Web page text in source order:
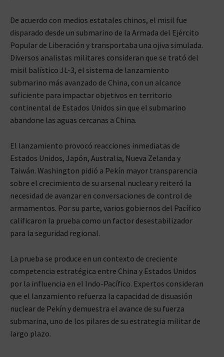
De acuerdo con medios estatales chinos, el misil fue
disparado desde un submarino de la Armada del Ejército
Popular de Liberación y transportaba una ojiva simulada.
Diversos analistas militares consideran que se trató del
misil balístico JL-3, el sistema de lanzamiento
submarino más avanzado de China, con un alcance
suficiente para impactar objetivos en territorio
continental de Estados Unidos sin que el submarino
abandone las aguas cercanas a China.
El lanzamiento provocó reacciones inmediatas de
Estados Unidos, Japón, Australia, Nueva Zelanda y
Taiwán. Washington pidió a Pekín mayor transparencia
sobre el crecimiento de su arsenal nuclear y reiteró la
necesidad de avanzar en conversaciones de control de
armamentos. Por su parte, varios gobiernos del Pacífico
calificaron la prueba como un factor desestabilizador
para la seguridad regional.
La prueba se produce en un contexto de creciente
competencia estratégica entre China y Estados Unidos
por la influencia en el Indo-Pacífico. Expertos consideran
que el lanzamiento refuerza la capacidad de disuasión
nuclear de Pekín y demuestra el avance de su fuerza
submarina, uno de los pilares de su estrategia militar de
largo plazo.